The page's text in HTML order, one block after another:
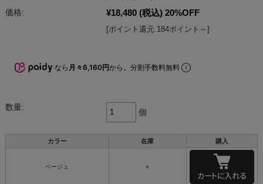
価格:
¥18,480 (税込) 20%OFF
[ポイント還元 184ポイント～]
なら 月々6,160円から。分割手数料無料
数量:
個
カラー 在庫 購入
ベージュ ○